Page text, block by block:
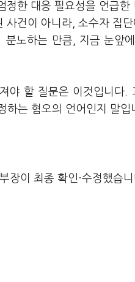
한 대응 필요성을 언급한
건이 아니라, 소수자 집
노하는 만큼, 지금 눈앞
야 할 질문은 이것입니다.
하는 혐오의 언어인지 말입
장이 최종 확인·수정했습니